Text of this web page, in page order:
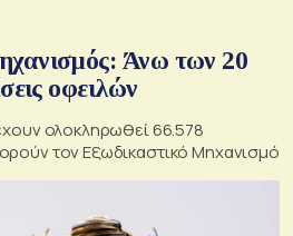
Άνω των 20
οφειλών
ολοκληρωθεί 66.578
τον Εξωδικαστικό Μηχανισμό